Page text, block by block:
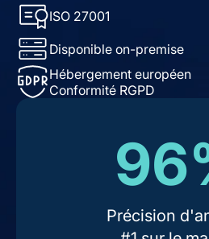
ISO 27001
Disponible on-premise
Hébergement européen
Conformité RGPD
Précision